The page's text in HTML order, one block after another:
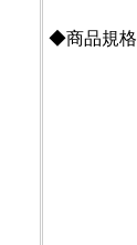
◆商品規格